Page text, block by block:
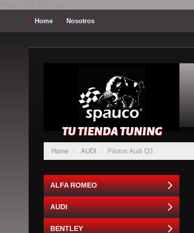
Home Nosotros
TU TIENDA TUNING
Home AUDI Pilotos Audi Q3
ALFA ROMEO
AUDI
BENTLEY